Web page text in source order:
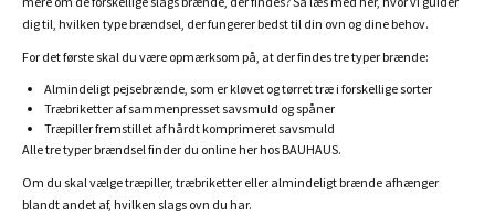
dig til, hvilken type brændsel, der fungerer bedst til din ovn og dine behov.
For det første skal du være opmærksom på, at der findes tre typer brænde:
Almindeligt pejsebrænde, som er kløvet og tørret træ i forskellige sorter
Træbriketter af sammenpresset savsmuld og spåner
Træpiller fremstillet af hårdt komprimeret savsmuld
Alle tre typer brændsel finder du online her hos BAUHAUS.
Om du skal vælge træpiller, træbriketter eller almindeligt brænde afhænger
blandt andet af, hvilken slags ovn du har.